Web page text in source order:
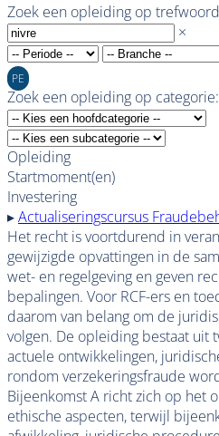
Zoek een opleiding op
×
PE
Zoek een opleiding op categorie:
Opleiding
Startmoment(en)
Investering
▸Actualiseringscursus
Het recht is voortdurend in
gewijzigde opvattingen in de
wet- en regelgeving en geven
bepalingen. Voor RCF-ers en
daarom van belang om de
volgen. De opleiding bestaat uit
actuele ontwikkelingen,
rondom verzekeringsfraude
Bijeenkomst A richt zich op het
ethische aspecten, terwijl